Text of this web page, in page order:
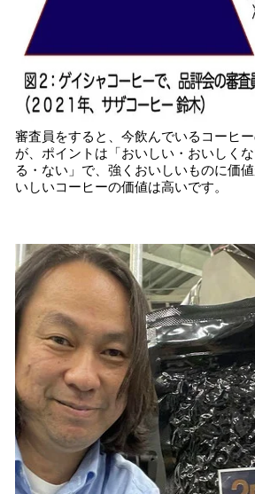
審査員をすると、今飲んでいるコーヒ
が、ポイントは「おいしい・おいしく
る・ない」で、強くおいしいものに価
いしいコーヒーの価値は高いです。